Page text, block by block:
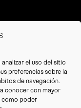
el uso del sitio
preferencias sobre la
de navegación.
conocer con mayor
como poder